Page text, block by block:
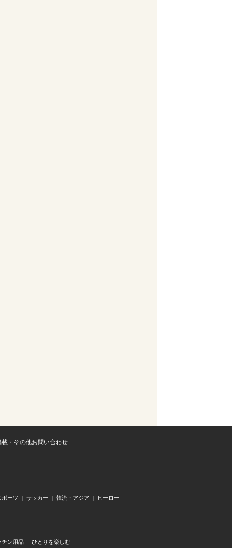
・その他お問い合わせ
ポーツ サッカー 韓流・アジア ヒーロー
チン用品 ひとりを楽しむ